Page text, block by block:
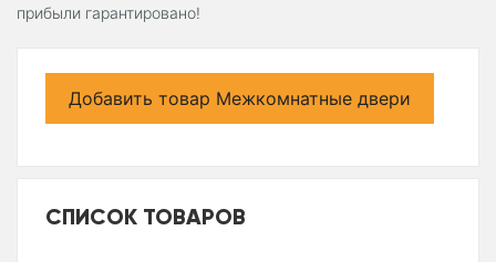
прибыли гарантировано!
Добавить товар Межкомнатные двери
СПИСОК ТОВАРОВ